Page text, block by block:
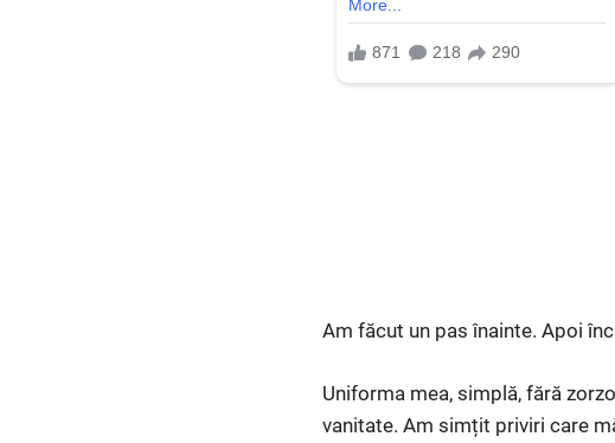
Am făcut un pas înainte. Apoi
Uniforma mea, simplă, fără
vanitate. Am simțit priviri care